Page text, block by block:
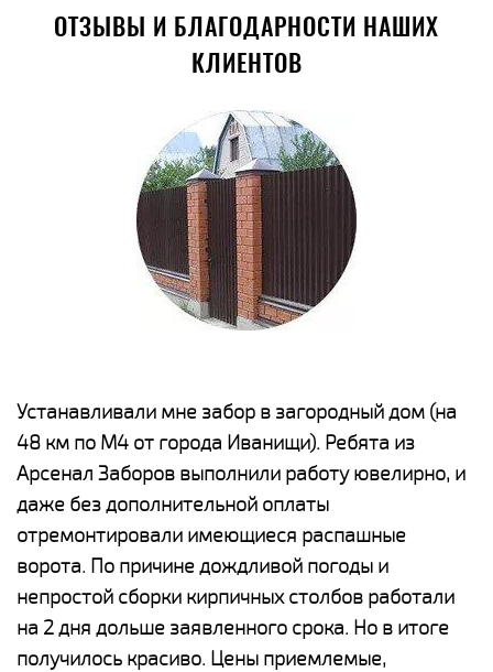
ОТЗЫВЫ И БЛАГОДАРНОСТИ НАШИХ
КЛИЕНТОВ
Устанавливали мне забор в загородный дом (на
48 км по М4 от города Иванищи). Ребята из
Арсенал Заборов выполнили работу ювелирно, и
даже без дополнительной оплаты
отремонтировали имеющиеся распашные
ворота. По причине дождливой погоды и
непростой сборки кирпичных столбов работали
на 2 дня дольше заявленного срока. Но в итоге
получилось красиво. Цены приемлемые,